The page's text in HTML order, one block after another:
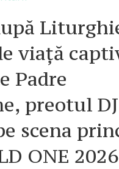
viață
Padre
preotul
scena
ONE 2026